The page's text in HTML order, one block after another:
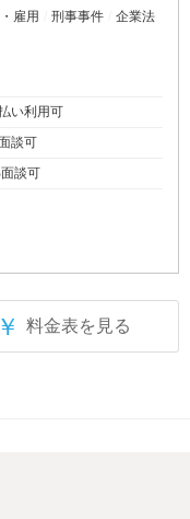
雇用 刑事事件
企業法
い利用可
談可
談可
￥ 料金表を見る